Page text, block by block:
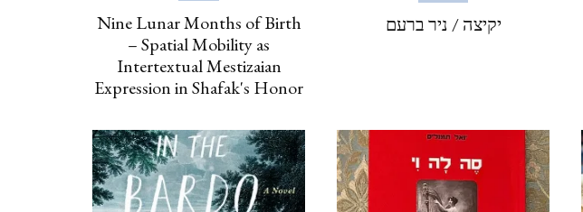
איסטנבול, טורקיה, 2019
ISTANBUL, TURKEY
ברצלונה, יוני 2019
BARCELONA
יקיצה / ניר ברעם
Nine Lunar Months of Birth
– Spatial Mobility as
Intertextual Mestizaian
Expression in Shafak's Honor